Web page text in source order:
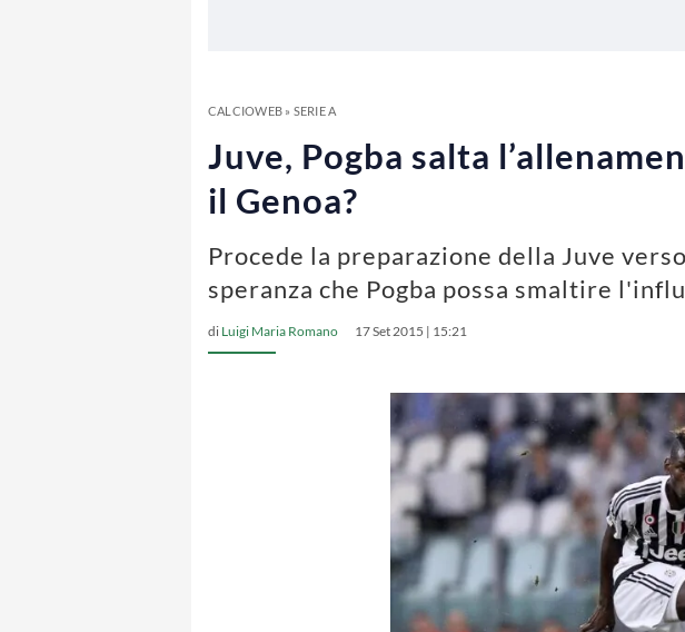
CALCIOWEB» SERIE A
Juve, Pogba salta
il Genoa?
Procede la preparazione della Juve
speranza che Pogba possa smaltire
di Luigi Maria Romano 17 Set 2015 | 15:21